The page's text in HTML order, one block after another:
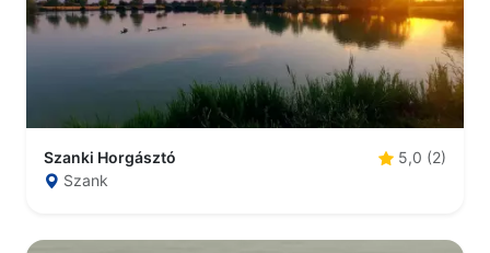
Szanki Horgásztó
5,0 (2)
Szank